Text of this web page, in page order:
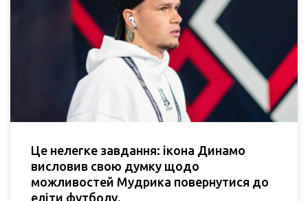
Це нелегке завдання: ікона Динамо
висловив свою думку щодо
можливостей Мудрика повернутися до
еліти футболу.